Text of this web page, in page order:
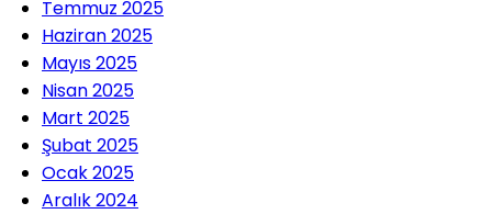
Temmuz 2025
Haziran 2025
Mayıs 2025
Nisan 2025
Mart 2025
Şubat 2025
Ocak 2025
Aralık 2024